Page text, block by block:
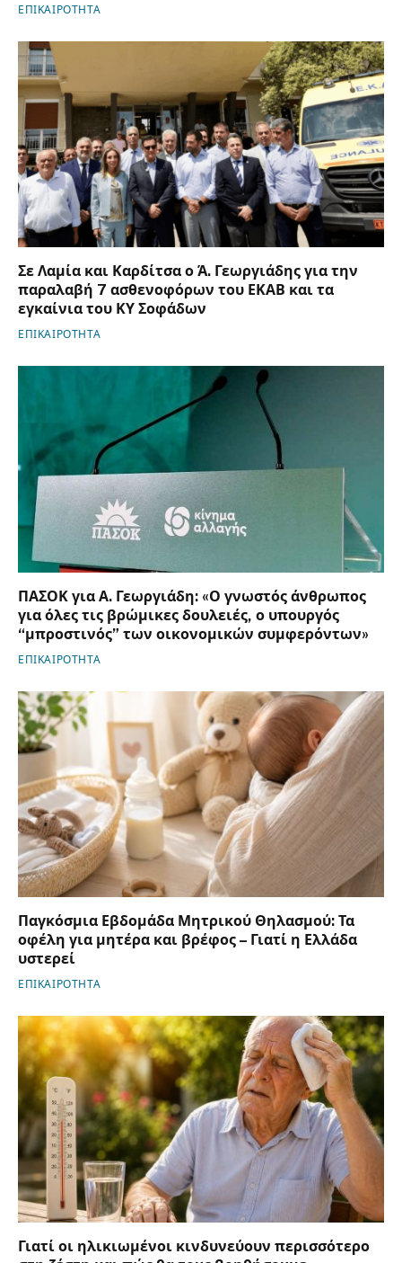
ΕΠΙΚΑΙΡΟΤΗΤΑ
Σε Λαμία και Καρδίτσα ο Ά. Γεωργιάδης για την
παραλαβή 7 ασθενοφόρων του ΕΚΑΒ και τα
εγκαίνια του ΚΥ Σοφάδων
ΕΠΙΚΑΙΡΟΤΗΤΑ
ΠΑΣΟΚ για Α. Γεωργιάδη: «Ο γνωστός άνθρωπος
για όλες τις βρώμικες δουλειές, ο υπουργός
“μπροστινός” των οικονομικών συμφερόντων»
ΕΠΙΚΑΙΡΟΤΗΤΑ
Παγκόσμια Εβδομάδα Μητρικού Θηλασμού: Τα
οφέλη για μητέρα και βρέφος – Γιατί η Ελλάδα
υστερεί
ΕΠΙΚΑΙΡΟΤΗΤΑ
Γιατί οι ηλικιωμένοι κινδυνεύουν περισσότερο